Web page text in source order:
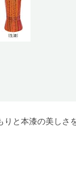
りと本漆の美しさ